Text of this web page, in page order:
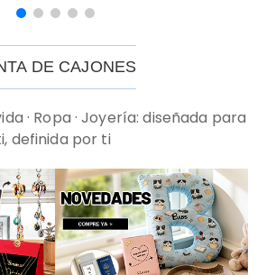
DE CAJONES
· Ropa · Joyería: diseñada para